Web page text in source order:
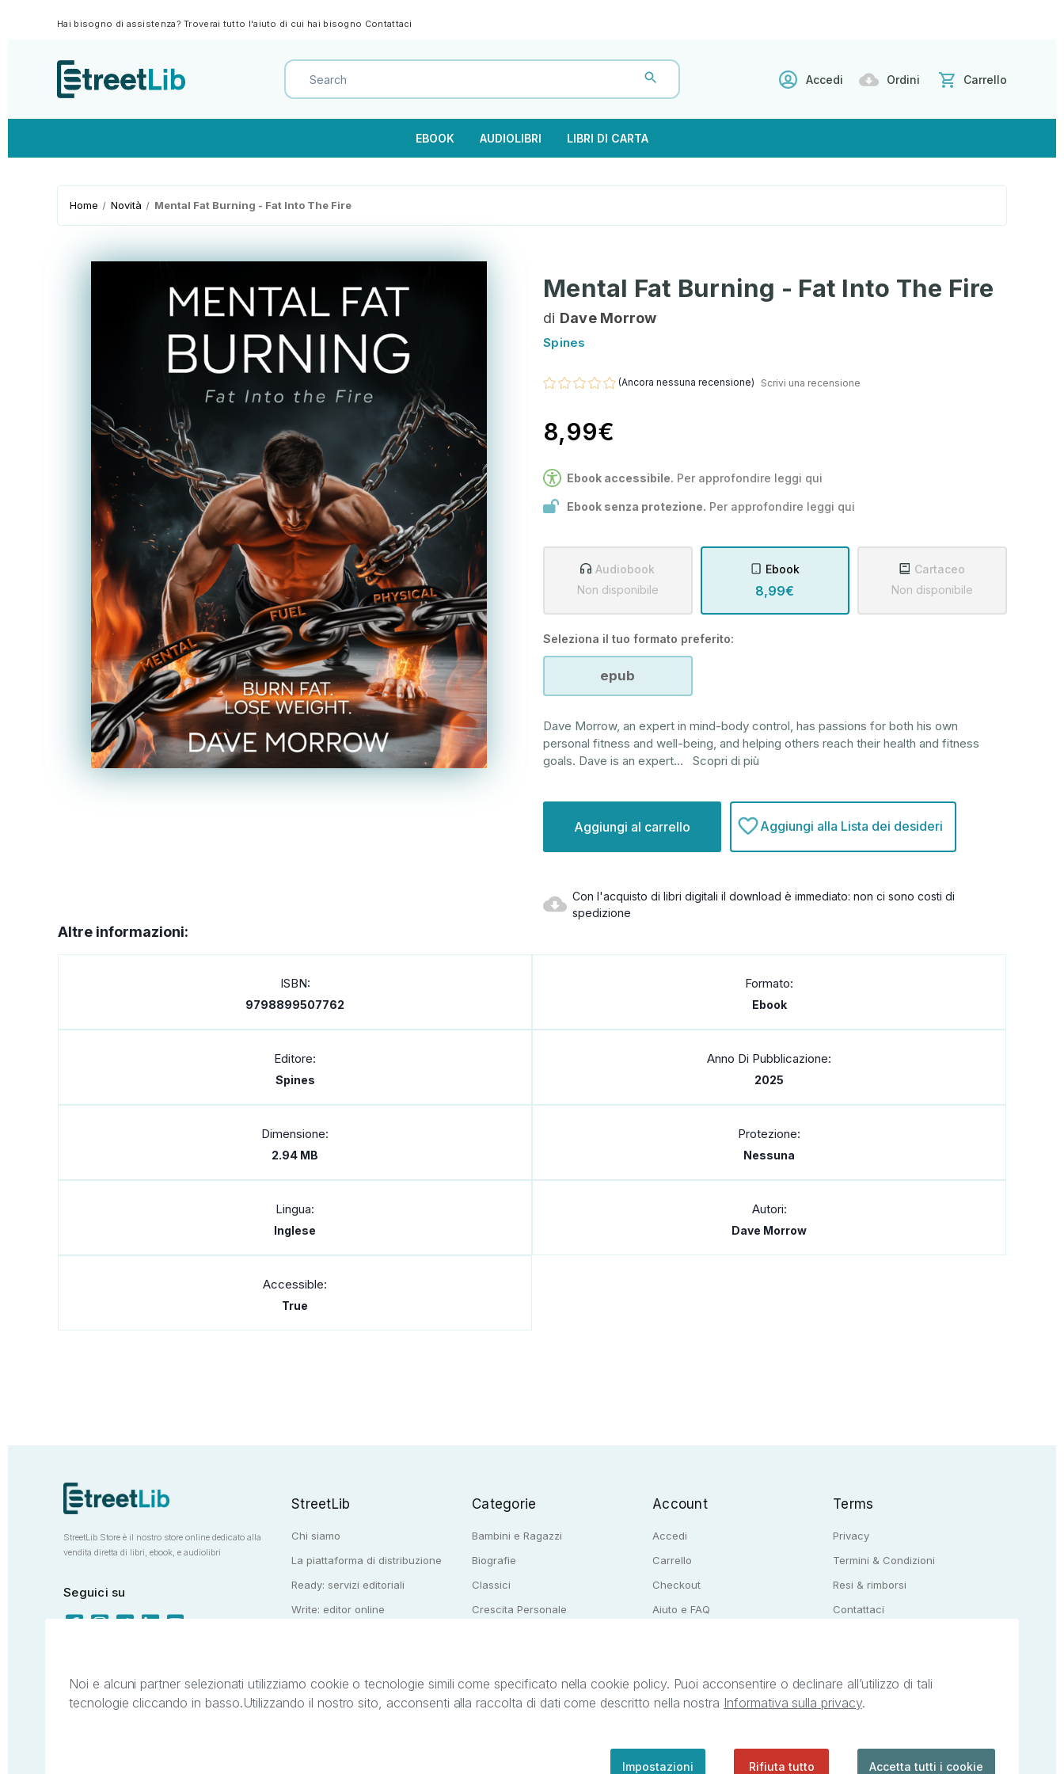
Hai bisogno di assistenza? Troverai tutto l'aiuto di cui hai bisogno Contattaci
Accedi Ordini Carrello
EBOOK AUDIOLIBRI LIBRI DI CARTA
Home Novità Mental Fat Burning - Fat Into The Fire
Mental Fat Burning - Fat Into The Fire
di Dave Morrow
Spines
(Ancora nessuna recensione) Scrivi una recensione
8,99€
Ebook senza protezione. Per approfondire leggi qui
Ebook accessibile. Per approfondire leggi qui
Audiobook
Non disponibile
Ebook
8,99€
Cartaceo
Non disponibile
Seleziona il tuo formato preferito:
epub
Dave Morrow, an expert in mind-body control, has passions for both his own
personal fitness and well-being, and helping others reach their health and fitness
goals. Dave is an expert... Scopri di più
attuale:
Aggiungi alla Lista dei desideri
Con l'acquisto di libri digitali il download è immediato: non ci sono costi di
spedizione
Altre informazioni:
ISBN:
9798899507762
Formato:
Ebook
Editore:
Spines
Anno Di Pubblicazione:
2025
Dimensione:
2.94 MB
Protezione:
Nessuna
Lingua:
Inglese
Autori:
Dave Morrow
Accessible:
True
StreetLib Store è il nostro store online dedicato alla
vendita diretta di libri, ebook, e audiolibri
Seguici su
StreetLib
Chi siamo
La piattaforma di distribuzione
Ready: servizi editoriali
Write: editor online
Categorie
Bambini e Ragazzi
Biografie
Classici
Crescita Personale
Account
Accedi
Carrello
Checkout
Aiuto e FAQ
Terms
Privacy
Termini & Condizioni
Resi & rimborsi
Contattaci
Il presente sito web è di proprietà di StreetLib S.r.l. C.F. e P.IVA 05338720963. StreetLib S.r.l. è titolare di tutti i diritti di proprietà intellettuale afferenti ai marchi, loghi e
Noi e alcuni partner selezionati utilizziamo cookie o tecnologie simili come specificato nella cookie policy. Puoi acconsentire o declinare all’utilizzo di tali
tecnologie cliccando in basso.Utilizzando il nostro sito, acconsenti alla raccolta di dati come descritto nella nostra Informativa sulla privacy.
Impostazioni Rifiuta tutto Accetta tutti i cookie